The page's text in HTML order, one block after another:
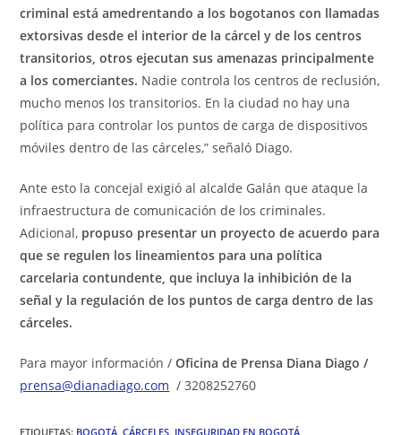
criminal está amedrentando a los bogotanos con llamadas
extorsivas desde el interior de la cárcel y de los centros
transitorios, otros ejecutan sus amenazas principalmente
a los comerciantes. Nadie controla los centros de reclusión,
mucho menos los transitorios. En la ciudad no hay una
política para controlar los puntos de carga de dispositivos
móviles dentro de las cárceles,” señaló Diago.
Ante esto la concejal exigió al alcalde Galán que ataque la
infraestructura de comunicación de los criminales.
Adicional, propuso presentar un proyecto de acuerdo para
que se regulen los lineamientos para una política
carcelaria contundente, que incluya la inhibición de la
señal y la regulación de los puntos de carga dentro de las
cárceles.
Para mayor información /Oficina de Prensa Diana Diago /
prensa@dianadiago.com / 3208252760
ETIQUETAS: BOGOTÁ CÁRCELES INSEGURIDAD EN BOGOTÁ